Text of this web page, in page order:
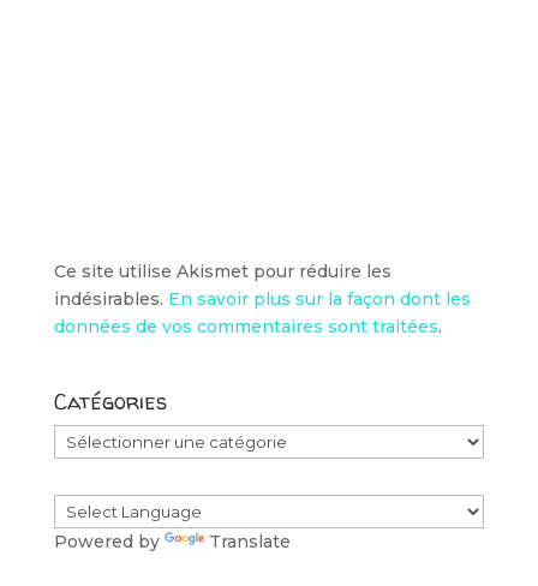
Ce site utilise Akismet pour réduire les
indésirables. En savoir plus sur la façon dont les
données de vos commentaires sont traitées.
Catégories
Catégories
Powered by Translate